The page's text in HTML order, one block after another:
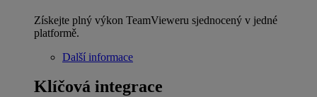
Získejte plný výkon TeamVieweru sjednocený v jedné
platformě.
Další informace
Klíčová integrace